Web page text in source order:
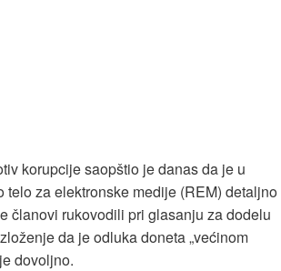
korupcije saopštio je danas da je u
telo za elektronske medije (REM) detaljno
članovi rukovodili pri glasanju za dodelu
da je odluka doneta „većinom
dovoljno.